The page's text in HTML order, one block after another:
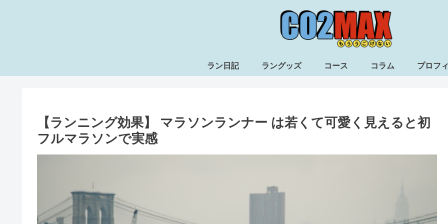
ラン日記 ラングッズ コース コラム プロフ
【ランニング効果】 マラソンランナー は若くて可愛く見えると初
フルマラソンで実感